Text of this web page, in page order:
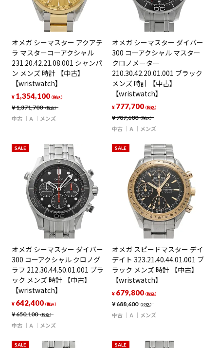
オメガ シーマスター アクアテ
ラ マスターコーアクシャル
231.20.42.21.08.001 シャンパ
ン メンズ 時計 【中古】
【wristwatch】
¥1,371,700（税込）
¥ 1,354,100（税込）
中古 A メンズ
オメガ シーマスター ダイバー
300 コーアクシャル マスター
クロノメーター
210.30.42.20.01.001 ブラック
メンズ 時計 【中古】
【wristwatch】
¥787,600（税込）
¥ 777,700（税込）
中古 A メンズ
SALE
オメガ シーマスター ダイバー
300 コーアクシャル クロノグ
ラフ 212.30.44.50.01.001 ブラ
ック メンズ 時計 【中古】
【wristwatch】
¥650,100（税込）
¥ 642,400（税込）
中古 A メンズ
SALE
オメガ スピードマスター デイ
デイト 323.21.40.44.01.001 ブ
ラック メンズ 時計 【中古】
【wristwatch】
¥688,600（税込）
¥ 679,800（税込）
中古 A メンズ
SALE SALE